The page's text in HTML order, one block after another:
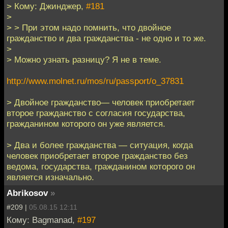
> Кому: Джинджер, #181
>
> > При этом надо помнить, что двойное
гражданство и два гражданства - не одно и то же.
>
> Можно узнать разницу? Я не в теме.
http://www.molnet.ru/mos/ru/passport/o_37831
> Двойное гражданство— человек приобретает
второе гражданство с согласия государства,
гражданином которого он уже является.
> Два и более гражданства — ситуация, когда
человек приобретает второе гражданство без
ведома, государства, гражданином которого он
является изначально.
Abrikosov »
#209 | 05.08.15 12:11
Кому: Bagmanad, #197